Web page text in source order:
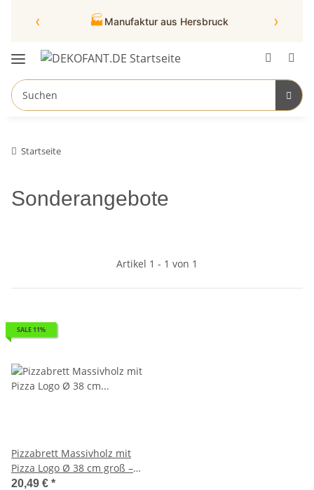
‹ 🏭 Manufaktur aus Hersbruck ›
Startseite
Sonderangebote
Artikel 1 - 1 von 1
SALE 11%
Pizzabrett Massivholz mit
Pizza Logo Ø 38 cm groß –
handgefertigt
20,49 € *